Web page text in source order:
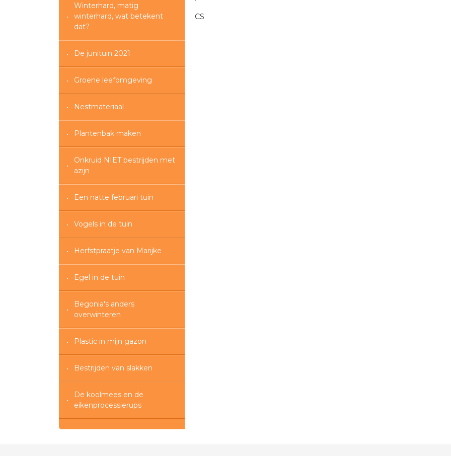
Winterhard, matig
winterhard, wat betekent
dat?
De junituin 2021
Groene leefomgeving
Nestmateriaal
Plantenbak maken
Onkruid NIET bestrijden met
azijn
Een natte februari tuin
Vogels in de tuin
Herfstpraatje van Marijke
Egel in de tuin
Begonia's anders
overwinteren
Plastic in mijn gazon
Bestrijden van slakken
De koolmees en de
eikenprocessierups
CS